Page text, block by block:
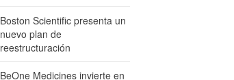
Boston Scientific presenta un
nuevo plan de
reestructuración
BeOne Medicines invierte en